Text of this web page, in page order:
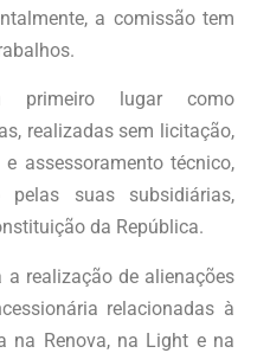
a comissão tem
primeiro lugar como
realizadas sem licitação,
assessoramento técnico,
suas subsidiárias,
da República.
realização de alienações
relacionadas à
na Renova, na Light e na